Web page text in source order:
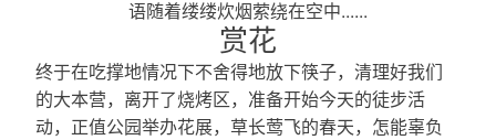
语随着缕缕炊烟萦绕在空中......
赏花
终于在吃撑地情况下不舍得地放下筷子，清理好我们
的大本营，离开了烧烤区，准备开始今天的徒步活
动，正值公园举办花展，草长莺飞的春天，怎能辜负